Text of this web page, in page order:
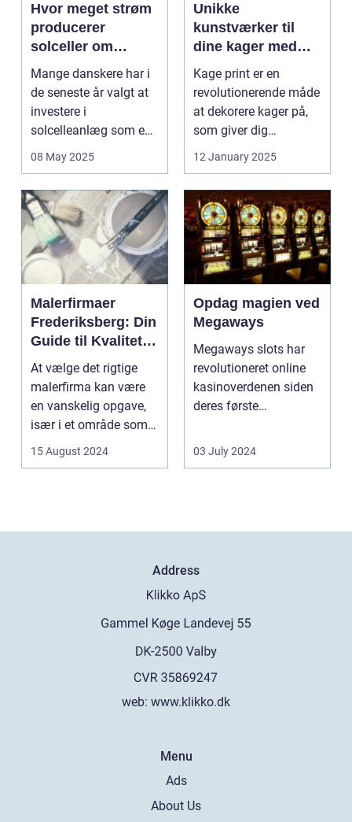
Hvor meget strøm
producerer
solceller om
vinteren?
Mange danskere har i
de seneste år valgt at
investere i
solcelleanlæg som en
bæred...
08 May 2025
Unikke
kunstværker til
dine kager med
kage print
Kage print er en
revolutionerende måde
at dekorere kager på,
som giver dig
mulighed for ...
12 January 2025
Malerfirmaer
Frederiksberg: Din
Guide til Kvalitet
og Service
At vælge det rigtige
malerfirma kan være
en vanskelig opgave,
især i et område som
Frederiksberg, hv...
15 August 2024
Opdag magien ved
Megaways
Megaways slots har
revolutioneret online
kasinoverdenen siden
deres første
spillea...
03 July 2024
Address
web: www.klikko.dk
Menu
Ads
About Us